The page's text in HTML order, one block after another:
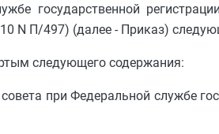
государственной
N П/497) (далее - Приказ)
следующего содержания:
при Федеральной службе